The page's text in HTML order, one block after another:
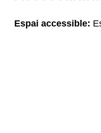
Espai accessible: